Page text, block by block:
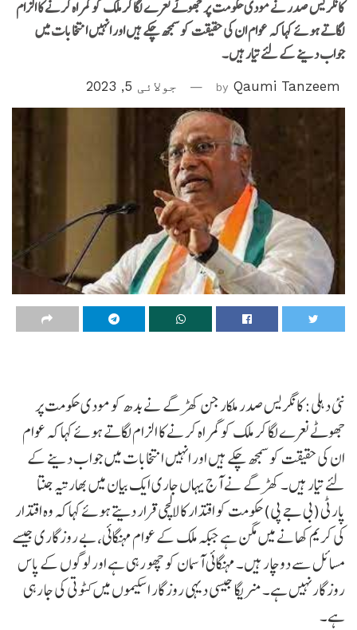
کانگریس صدر نے مودی حکومت پر جھوٹے نعرے لگا کر ملک کو گمراہ کرنے کا الزام
لگاتے ہوئے کہا کہ عوام ان کی حقیقت کو سمجھ چکے ہیں اور انہیں انتخابات میں
جواب دینے کے لئے تیار ہیں۔
by Qaumi Tanzeem جولائی 5, 2023
نئی دہلی: کانگریس صدر ملکارجن کھڑگے نے بدھ کو مودی حکومت پر
جھوٹے نعرے لگا کر ملک کو گمراہ کرنے کا الزام لگاتے ہوئے کہا کہ عوام
ان کی حقیقت کو سمجھ چکے ہیں اور انہیں انتخابات میں جواب دینے کے
لئے تیار ہیں۔ کھڑگے نے آج یہاں جاری ایک بیان میں بھارتیہ جنتا
پارٹی (بی جے پی) حکومت کو اقتدار کا لالچی قرار دیتے ہوئے کہا کہ وہ اقتدار
کی کریم کھانے میں مگن ہے جبکہ ملک کے عوام مہنگائی، بے روزگاری جیسے
مسائل سے دوچار ہیں۔ مہنگائی آسمان کو چھو رہی ہے اور لوگوں کے پاس
روزگار نہیں ہے۔ منریگا جیسی دیہی روزگار اسکیموں میں کٹوتی کی جا رہی
ہے۔